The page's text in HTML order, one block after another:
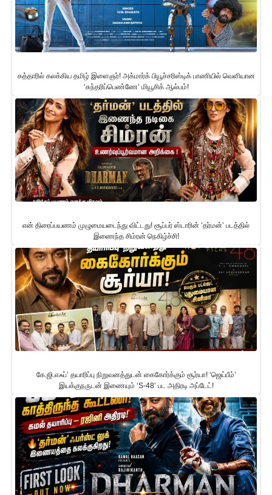
கத்தாரில் கலக்கிய தமிழ் இளைஞர்! அக்மார்க் பியூச்சரிஸ்டிக் பாணியில் வெளியான
‘சுந்தரிப்பெண்ணே’ மியூசிக் ஆல்பம்!
என் திரைப்பயணம் முழுமையடைந்து விட்டது! சூப்பர் ஸ்டாரின் ‘தர்மன்’ படத்தில்
இணைந்த சிம்ரன் நெகிழ்ச்சி!
கே.ஜி.எஃப்’ தயாரிப்பு நிறுவனத்துடன் கைகோர்க்கும் சூர்யா! ‘ஜெய்பீம்’
இயக்குநருடன் இணையும் ‘S-48’ பட அதிரடி அப்டேட்!